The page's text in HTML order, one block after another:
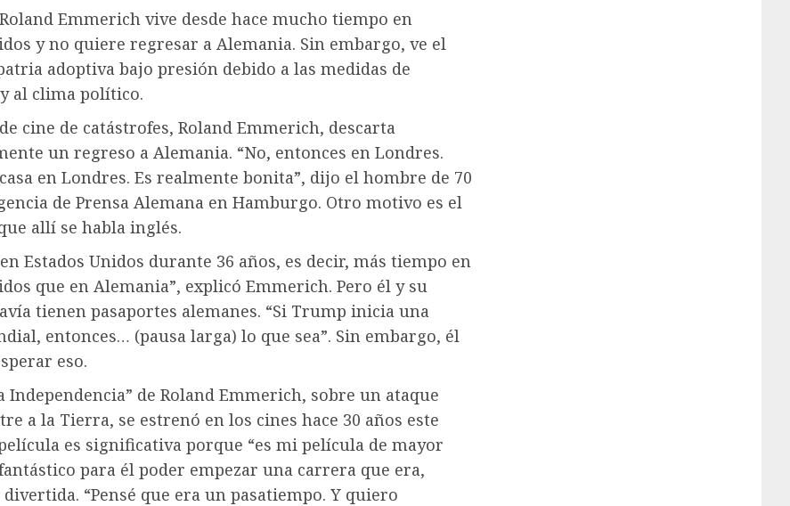
Emmerich vive desde hace mucho tiempo en
y no quiere regresar a Alemania. Sin embargo, ve el
adoptiva bajo presión debido a las medidas de
al clima político.
cine de catástrofes, Roland Emmerich, descarta
un regreso a Alemania. “No, entonces en Londres.
en Londres. Es realmente bonita”, dijo el hombre de 70
de Prensa Alemana en Hamburgo. Otro motivo es el
allí se habla inglés.
Estados Unidos durante 36 años, es decir, más tiempo en
que en Alemania”, explicó Emmerich. Pero él y su
tienen pasaportes alemanes. “Si Trump inicia una
entonces… (pausa larga) lo que sea”. Sin embargo, él
eso.
Independencia” de Roland Emmerich, sobre un ataque
a la Tierra, se estrenó en los cines hace 30 años este
es significativa porque “es mi película de mayor
para él poder empezar una carrera que era,
“Pensé que era un pasatiempo. Y quiero